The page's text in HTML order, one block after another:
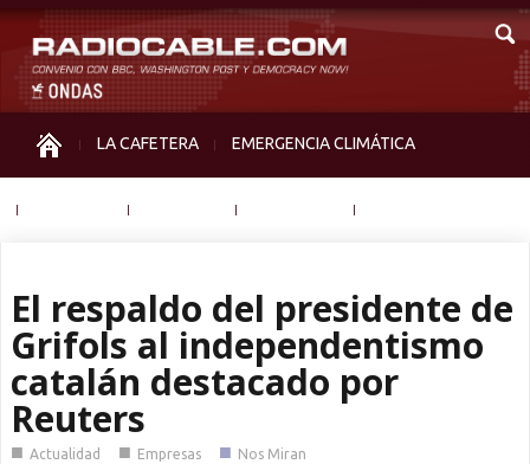
LA CAFETERA EMERGENCIA CLIMÁTICA
El respaldo del presidente de
Grifols al independentismo
catalán destacado por
Reuters
■ Actualidad ■ Empresas ■ Nos Miran